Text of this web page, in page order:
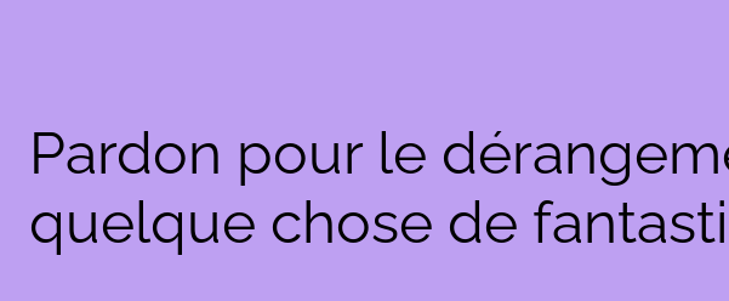
Pardon pour le
quelque chose de